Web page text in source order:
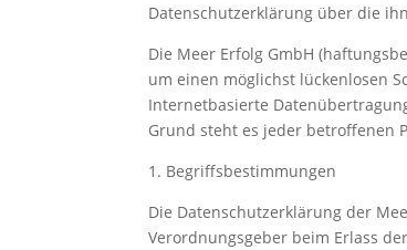
Datenschutzerklärung über die
Die Meer Erfolg GmbH
um einen möglichst lückenlosen
Internetbasierte
Grund steht es jeder betroffenen
1. Begriffsbestimmungen
Die Datenschutzerklärung der
Verordnungsgeber beim Erlass